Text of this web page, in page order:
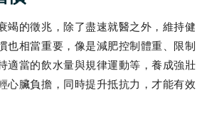
竭的徵兆，除了盡速就醫之外，維持健
也相當重要，像是減肥控制體重、限制
適當的飲水量與規律運動等，養成強壯
心臟負擔，同時提升抵抗力，才能有效